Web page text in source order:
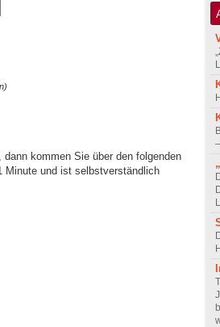
kommen Sie über den folgenden
Minute und ist selbstverständlich